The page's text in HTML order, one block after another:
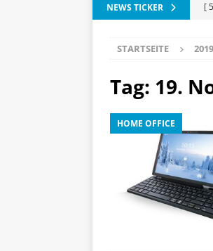
NEWS TICKER [
[
STARTSEITE 2019
Tag: 19.
HOME OFFICE